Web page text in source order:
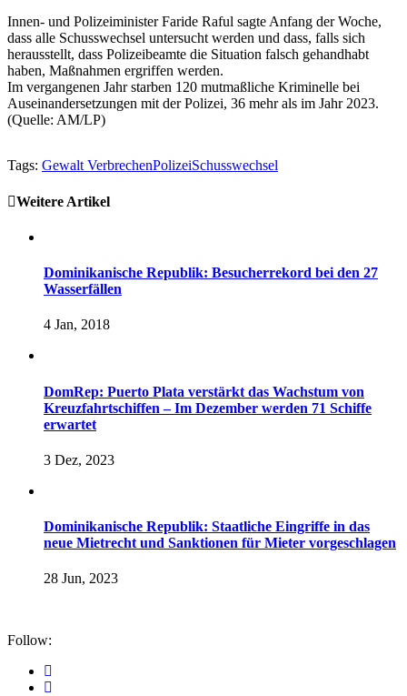
Innen- und Polizeiminister Faride Raful sagte Anfang der Woche,
dass alle Schusswechsel untersucht werden und dass, falls sich
herausstellt, dass Polizeibeamte die Situation falsch gehandhabt
haben, Maßnahmen ergriffen werden.
Im vergangenen Jahr starben 120 mutmaßliche Kriminelle bei
Auseinandersetzungen mit der Polizei, 36 mehr als im Jahr 2023.
(Quelle: AM/LP)
Tags: Gewalt VerbrechenPolizeiSchusswechsel
Weitere Artikel
Dominikanische Republik: Besucherrekord bei den 27
Wasserfällen
4 Jan, 2018
DomRep: Puerto Plata verstärkt das Wachstum von
Kreuzfahrtschiffen – Im Dezember werden 71 Schiffe
erwartet
3 Dez, 2023
Dominikanische Republik: Staatliche Eingriffe in das
neue Mietrecht und Sanktionen für Mieter vorgeschlagen
28 Jun, 2023
Follow: